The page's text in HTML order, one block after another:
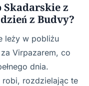
Skadarskie z
z Budvy?
leży w pobliżu
Virpazarem, co
dnia.
rozdzielając te